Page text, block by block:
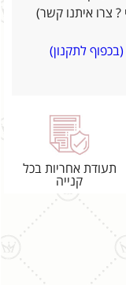
(בכפוף לתקנון)
תעודת אחריות בכל
קנייה